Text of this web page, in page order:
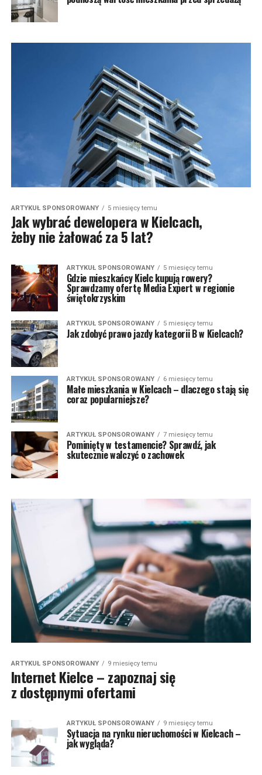
ARTYKUŁ SPONSOROWANY 5 miesięcy temu
Jak wybrać dewelopera w Kielcach,
żeby nie żałować za 5 lat?
ARTYKUŁ SPONSOROWANY 5 miesięcy temu
Gdzie mieszkańcy Kielc kupują rowery?
Sprawdzamy ofertę Media Expert w regionie
świętokrzyskim
ARTYKUŁ SPONSOROWANY 5 miesięcy temu
Jak zdobyć prawo jazdy kategorii B w Kielcach?
ARTYKUŁ SPONSOROWANY 6 miesięcy temu
Małe mieszkania w Kielcach – dlaczego stają się
coraz popularniejsze?
ARTYKUŁ SPONSOROWANY 7 miesięcy temu
Pominięty w testamencie? Sprawdź, jak
skutecznie walczyć o zachowek
ARTYKUŁ SPONSOROWANY 9 miesięcy temu
Internet Kielce – zapoznaj się
z dostępnymi ofertami
ARTYKUŁ SPONSOROWANY 9 miesięcy temu
Sytuacja na rynku nieruchomości w Kielcach –
jak wygląda?